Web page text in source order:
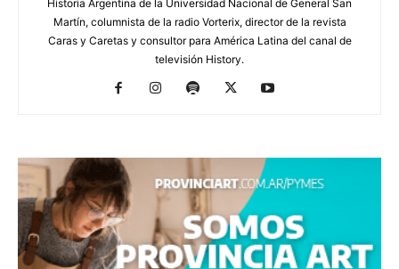
Historia Argentina de la Universidad Nacional de General San
Martín, columnista de la radio Vorterix, director de la revista
Caras y Caretas y consultor para América Latina del canal de
televisión History.